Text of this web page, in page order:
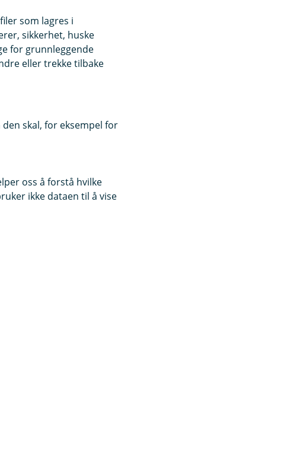
som lagres i
sikkerhet, huske
for grunnleggende
eller trekke tilbake
skal, for eksempel for
oss å forstå hvilke
ikke dataen til å vise